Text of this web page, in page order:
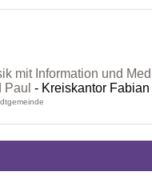
mit Information und
Kreiskantor Fabian